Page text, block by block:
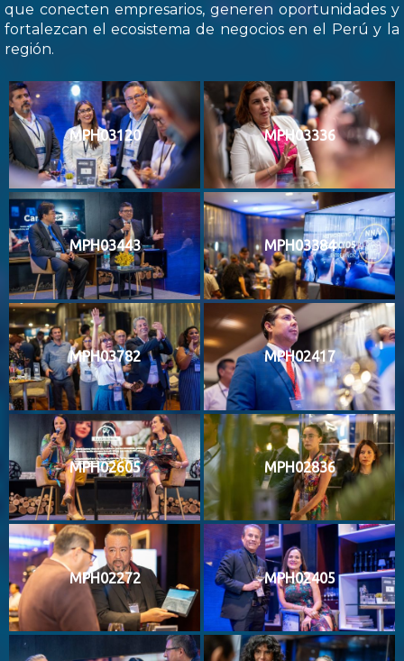
que conecten empresarios, generen oportunidades y
fortalezcan el ecosistema de negocios en el Perú y la
región.
MPH03120 MPH03336
MPH03443 MPH03384
MPH03782 MPH02417
MPH02605 MPH02836
MPH02272 MPH02405